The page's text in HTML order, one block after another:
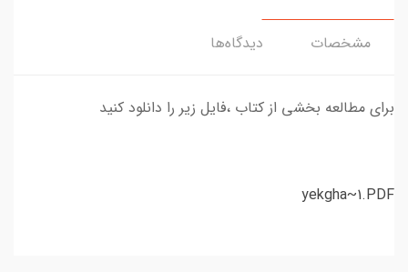
مشخصات دیدگاه‌ها
برای مطالعه بخشی از کتاب ،فایل زیر را دانلود کنید
yekgha~1.PDF